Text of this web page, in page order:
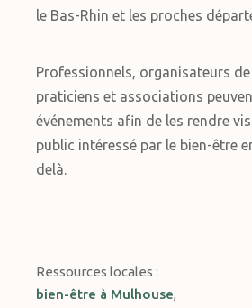
le Bas-Rhin et les proches
Professionnels, organisateurs
praticiens et associations
événements afin de les rendre
public intéressé par le bien-être
delà.
Ressources locales :
bien-être à Mulhouse,